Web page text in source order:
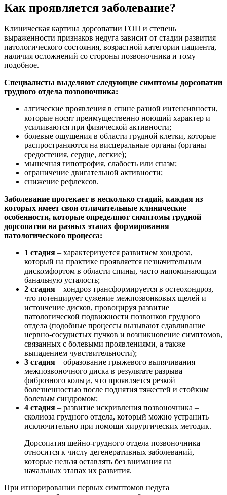
Как проявляется заболевание?
Клиническая картина дорсопатии ГОП и степень
выраженности признаков недуга зависит от стадии развития
патологического состояния, возрастной категории пациента,
наличия осложнений со стороны позвоночника и тому
подобное.
Специалисты выделяют следующие симптомы дорсопатии
грудного отдела позвоночника:
алгические проявления в спине разной интенсивности,
которые носят преимущественно ноющий характер и
усиливаются при физической активности;
болевые ощущения в области грудной клетки, которые
распространяются на висцеральные органы (органы
средостения, сердце, легкие);
мышечная гипотрофия, слабость или спазм;
ограничение двигательной активности;
снижение рефлексов.
Заболевание протекает в несколько стадий, каждая из
которых имеет свои отличительные клинические
особенности, которые определяют симптомы грудной
дорсопатии на разных этапах формирования
патологического процесса:
1 стадия – характеризуется развитием хондроза,
который на практике проявляется незначительным
дискомфортом в области спины, часто напоминающим
банальную усталость;
2 стадия – хондроз трансформируется в остеохондроз,
что потенцирует сужение межпозвонковых щелей и
истончение дисков, провоцируя развитие
патологической подвижности позвонков грудного
отдела (подобные процессы вызывают сдавливание
нервно-сосудистых пучков и возникновение симптомов,
связанных с болевыми проявлениями, а также
выпадением чувствительности);
3 стадия – образование грыжевого выпячивания
межпозвоночного диска в результате разрыва
фиброзного кольца, что проявляется резкой
болезненностью после поднятия тяжестей и стойким
болевым синдромом;
4 стадия – развитие искривления позвоночника –
сколиоза грудного отдела, который можно устранить
исключительно при помощи хирургических методик.
Дорсопатия шейно-грудного отдела позвоночника
относится к числу дегенеративных заболеваний,
которые нельзя оставлять без внимания на
начальных этапах их развития.
При игнорировании первых симптомов недуга